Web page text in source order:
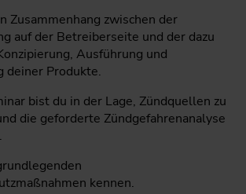
Zusammenhang zwischen der
auf der Betreiberseite und der dazu
Ausführung und
deiner Produkte.
bist du in der Lage, Zündquellen zu
die geforderte Zündgefahrenanalyse
kennen.